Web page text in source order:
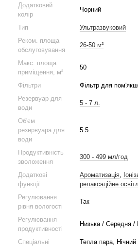
Додатковий
колір
Чорний
Тип
Ультразвуковий
Реком. площа
обслуговування
26-50 м²
Макс. площа
приміщення, м²
50
Фільтри
Фільтр для
Резервуар для
води
5 - 7 л.
Об'єм
резервуара для
води
5.5
Продуктивність
зволоження
300 - 499 мл/год
Додаткові
функції
Ароматизація,
релаксаційне
Регулювання
рівня вологості
Так
Регулювання
продуктивності
Низька / Середня
Спеціальні
Тепла пара,